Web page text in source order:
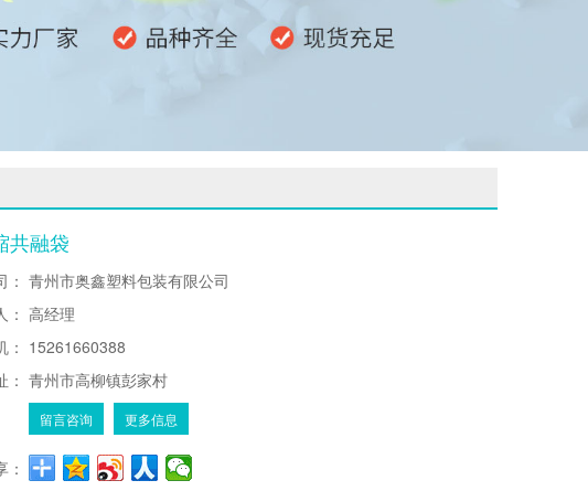
共融袋
： 青州市奥鑫塑料包装有限公司
： 高经理
： 15261660388
： 青州市高柳镇彭家村
留言咨询 更多信息
：